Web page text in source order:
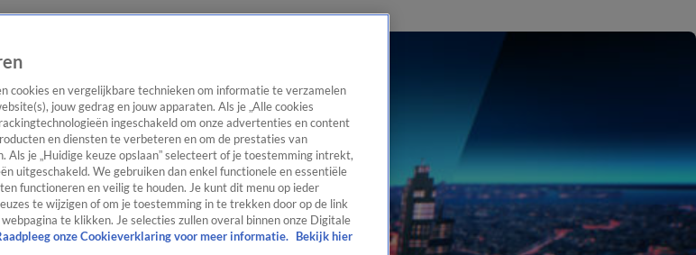
cookies en vergelijkbare technieken om informatie te verzamelen
jouw gedrag en jouw apparaten. Als je „Alle cookies
ingeschakeld om onze advertenties en content
en diensten te verbeteren en om de prestaties van
je „Huidige keuze opslaan” selecteert of je toestemming intrekt,
uitgeschakeld. We gebruiken dan enkel functionele en essentiële
functioneren en veilig te houden. Je kunt dit menu op ieder
te wijzigen of om je toestemming in te trekken door op de link
te klikken. Je selecties zullen overal binnen onze Digitale
onze Cookieverklaring voor meer informatie.
Bekijk hier